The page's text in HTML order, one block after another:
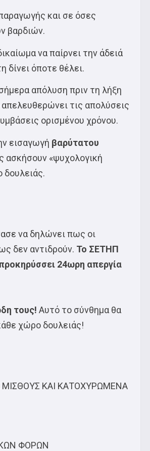
και σε όσες
βαρδιών.
να παίρνει την άδειά
δίνει όποτε θέλει.
απόλυση πριν τη λήξη
τις απολύσεις
ορισμένου χρόνου.
εισαγωγή βαρύτατου
ασκήσουν «ψυχολογική
δουλειάς.
να δηλώνει πως οι
δεν αντιδρούν. Το ΣΕΤΗΠ
24ωρη απεργία
τους! Αυτό το σύνθημα θα
χώρο δουλειάς!
ΚΑΙ ΚΑΤΟΧΥΡΩΜΕΝΑ
ΦΟΡΩΝ